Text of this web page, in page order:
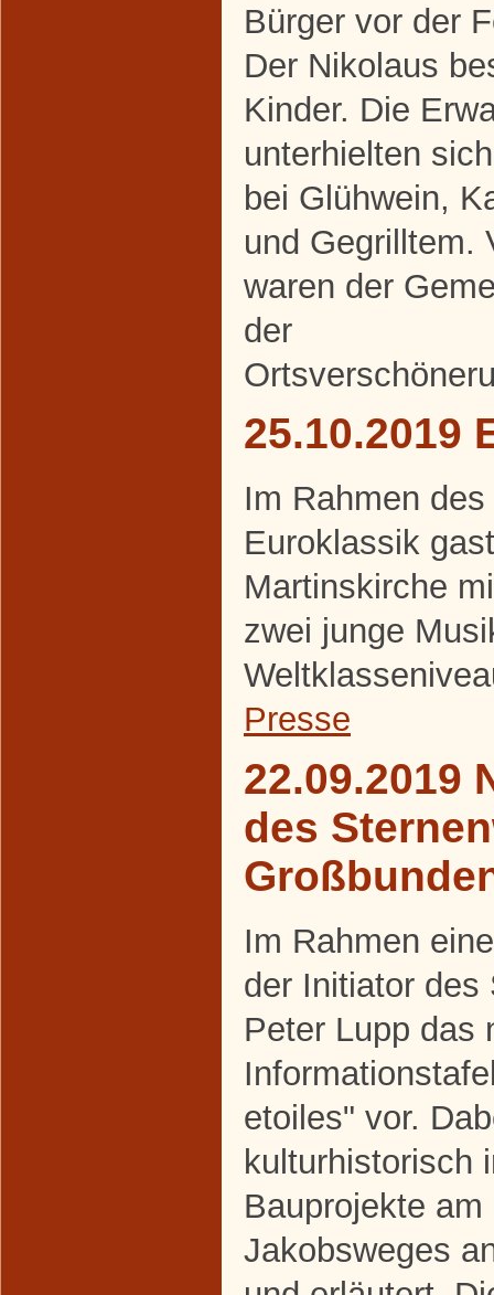
Bürger vor der
Der Nikolaus
Kinder. Die
unterhielten
bei Glühwein,
und Gegrilltem.
waren der
der
25.10.2019
Im Rahmen
Euroklassik
Martinskirche
zwei junge
Presse
22.09.2019
des
Im Rahmen
der Initiator des
Peter Lupp das
etoiles" vor.
kulturhistorisch
Bauprojekte
Jakobsweges